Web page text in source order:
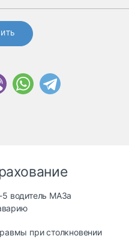
водитель МАЗа
при столкновении